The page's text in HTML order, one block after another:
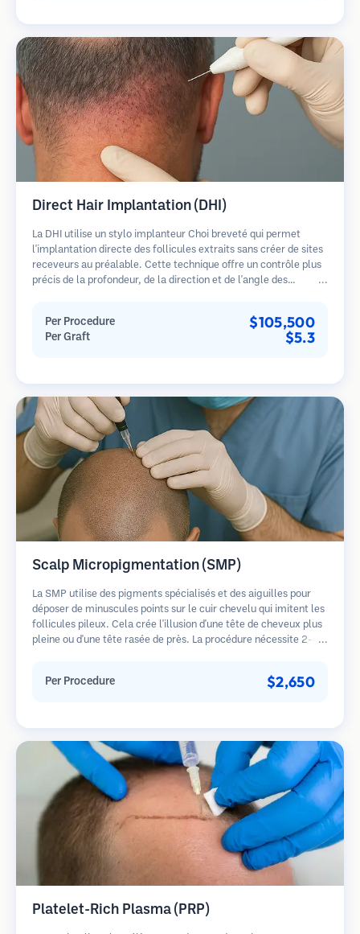
Direct Hair Implantation (DHI)
La DHI utilise un stylo implanteur Choi breveté qui permet
l'implantation directe des follicules extraits sans créer de sites
receveurs au préalable. Cette technique offre un contrôle plus
précis de la profondeur, de la direction et de l'angle des
Per Procedure $105,500
Per Graft $5.3
Scalp Micropigmentation (SMP)
La SMP utilise des pigments spécialisés et des aiguilles pour
déposer de minuscules points sur le cuir chevelu qui imitent les
follicules pileux. Cela crée l'illusion d'une tête de cheveux plus
pleine ou d'une tête rasée de près. La procédure nécessite 2-4
Per Procedure $2,650
Platelet-Rich Plasma (PRP)